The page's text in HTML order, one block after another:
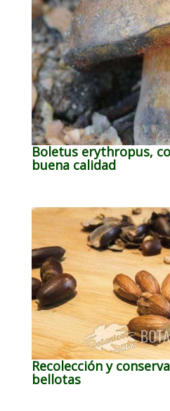
Boletus erythropus,
buena calidad
Recolección y
bellotas